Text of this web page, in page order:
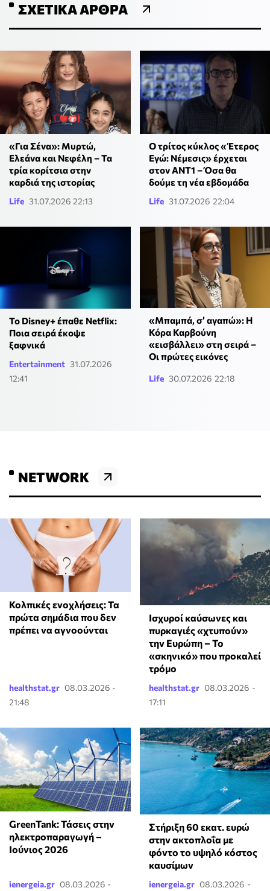
ΣΧΕΤΙΚΆ ΆΡΘΡΑ
«Για Σένα»: Μυρτώ,
Ελεάνα και Νεφέλη – Τα
τρία κορίτσια στην
καρδιά της ιστορίας
Life 31.07.2026 22:13
Ο τρίτος κύκλος «Έτερος
Εγώ: Νέμεσις» έρχεται
στον ΑΝΤ1 – Όσα θα
δούμε τη νέα εβδομάδα
Life 31.07.2026 22:04
Το Disney+ έπαθε Netflix:
Ποια σειρά έκοψε
ξαφνικά
Entertainment 31.07.2026
12:41
«Μπαμπά, σ’ αγαπώ»: Η
Κόρα Καρβούνη
«εισβάλλει» στη σειρά –
Οι πρώτες εικόνες
Life 30.07.2026 22:18
NETWORK
Κολπικές ενοχλήσεις: Τα
πρώτα σημάδια που δεν
πρέπει να αγνοούνται
healthstat.gr 08.03.2026 -
21:48
Ισχυροί καύσωνες και
πυρκαγιές «χτυπούν»
την Ευρώπη – Το
«σκηνικό» που προκαλεί
τρόμο
healthstat.gr 08.03.2026 -
17:11
GreenTank: Τάσεις στην
ηλεκτροπαραγωγή –
Ιούνιος 2026
ienergeia.gr 08.03.2026 -
Στήριξη 60 εκατ. ευρώ
στην ακτοπλοΐα με
φόντο το υψηλό κόστος
καυσίμων
ienergeia.gr 08.03.2026 -